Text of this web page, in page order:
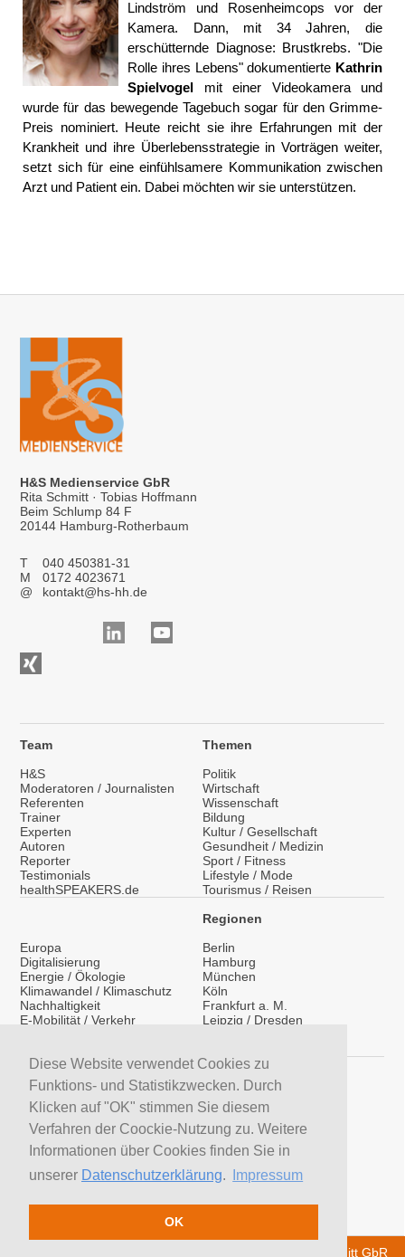
Diese Website verwendet Cookies zu
Funktions- und Statistikzwecken. Durch
Klicken auf "OK" stimmen Sie diesem
Verfahren der Coockie-Nutzung zu. Weitere
Informationen über Cookies finden Sie in
unserer Datenschutzerklärung. Impressum
OK
Lindström und Rosenheimcops vor der
Kamera. Dann, mit 34 Jahren, die
erschütternde Diagnose: Brustkrebs. "Die
Rolle ihres Lebens" dokumentierte Kathrin
Spielvogel mit einer Videokamera und
wurde für das bewegende Tagebuch sogar für den Grimme-
Preis nominiert. Heute reicht sie ihre Erfahrungen mit der
Krankheit und ihre Überlebensstrategie in Vorträgen weiter,
setzt sich für eine einfühlsamere Kommunikation zwischen
Arzt und Patient ein. Dabei möchten wir sie unterstützen.
H&S Medienservice GbR
Rita Schmitt · Tobias Hoffmann
Beim Schlump 84 F
20144 Hamburg-Rotherbaum
T
040 450381-31
M
0172 4023671
@
kontakt@hs-hh.de
Team
H&S
Moderatoren / Journalisten
Referenten
Trainer
Experten
Autoren
Reporter
Testimonials
healthSPEAKERS.de
Themen
Politik
Wirtschaft
Wissenschaft
Bildung
Kultur / Gesellschaft
Gesundheit / Medizin
Sport / Fitness
Lifestyle / Mode
Tourismus / Reisen
Europa
Digitalisierung
Energie / Ökologie
Klimawandel / Klimaschutz
Nachhaltigkeit
E-Mobilität / Verkehr
Vorträge / Keynotes
Regionen
Berlin
Hamburg
München
Köln
Frankfurt a. M.
Leipzig / Dresden
Service
LinkedIn
YouTube Moderatoren
YouTube Referenten
H&S News
Moderatoren suchen
Trainer suchen
© 2026 H&S Medienservice - Tobias Hoffmann Rita Schmitt GbR